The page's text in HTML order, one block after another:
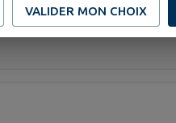
VALIDER MON CHOIX